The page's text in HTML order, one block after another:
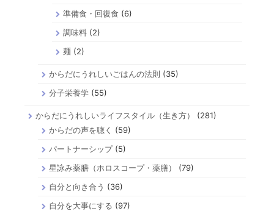
準備食・回復食 (6)
調味料(2)
麺 (2)
からだにうれしいごはんの法則 (35)
分子栄養学 (55)
からだにうれしいライフスタイル（生き方）
(281)
からだの声を聴く
(59)
パートナーシップ(5)
星詠み薬膳（ホロスコープ・薬膳）
(79)
自分と向き合う (36)
自分を大事にする (97)